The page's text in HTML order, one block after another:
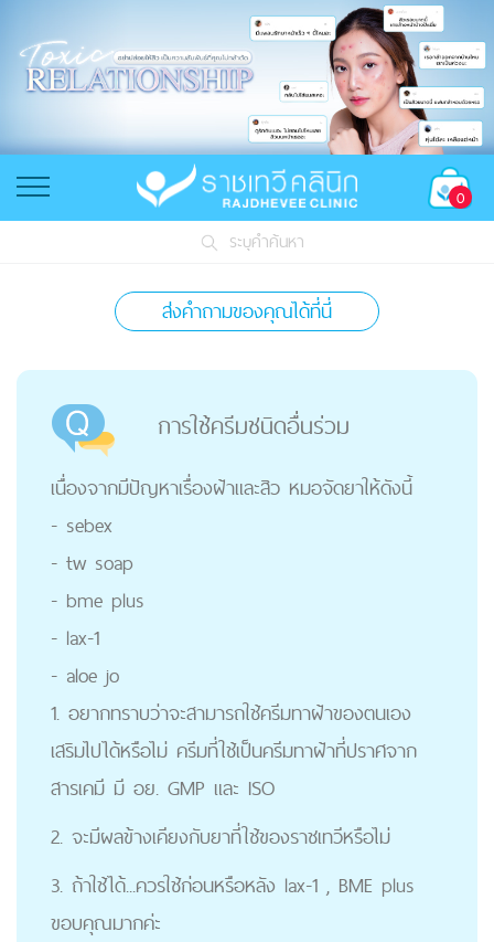
0
ระบุคำค้นหา
ส่งคำถามของคุณได้ที่นี่
การใช้ครีมชนิดอื่นร่วม
เนื่องจากมีปัญหาเรื่องฝ้าและสิว หมอจัดยาให้ดังนี้
- sebex
- tw soap
- bme plus
- lax-1
- aloe jo
1. อยากทราบว่าจะสามารถใช้ครีมทาฝ้าของตนเอง
เสริมไปได้หรือไม่ ครีมที่ใช้เป็นครีมทาฝ้าที่ปราศจาก
สารเคมี มี อย. GMP และ ISO
2. จะมีผลข้างเคียงกับยาที่ใช้ของราชเทวีหรือไม่
3. ถ้าใช้ได้...ควรใช้ก่อนหรือหลัง lax-1 , BME plus
ขอบคุณมากค่ะ